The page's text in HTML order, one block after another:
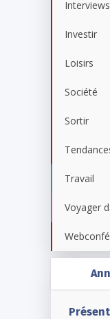
Interviews
Investir
Loisirs
Société
Sortir
Travail
Voyager